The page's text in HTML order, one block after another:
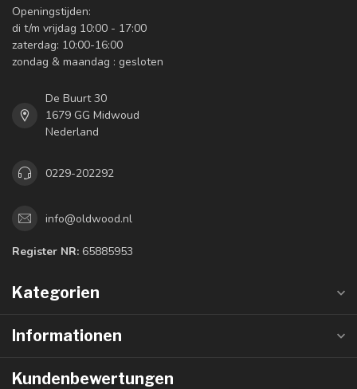
Openingstijden:
di t/m vrijdag 10:00 - 17:00
zaterdag: 10:00-16:00
zondag & maandag : gesloten
De Buurt 30
1679 GG Midwoud
Nederland
0229-202292
info@oldwood.nl
Register NR: 65885953
Kategorien
Informationen
Kundenbewertungen